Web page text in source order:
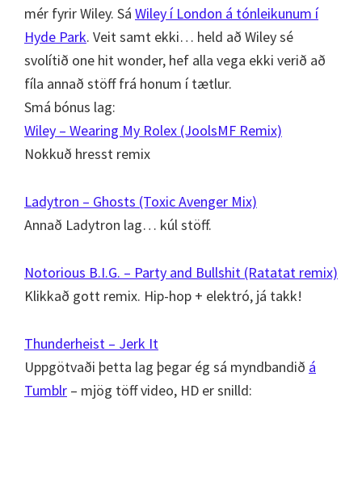
mér fyrir Wiley. Sá Wiley í London á tónleikunum í
Hyde Park. Veit samt ekki… held að Wiley sé
svolítið one hit wonder, hef alla vega ekki verið að
fíla annað stöff frá honum í tætlur.
Smá bónus lag:
Wiley – Wearing My Rolex (JoolsMF Remix)
Nokkuð hresst remix
Ladytron – Ghosts (Toxic Avenger Mix)
Annað Ladytron lag… kúl stöff.
Notorious B.I.G. – Party and Bullshit (Ratatat remix)
Klikkað gott remix. Hip-hop + elektró, já takk!
Thunderheist – Jerk It
Uppgötvaði þetta lag þegar ég sá myndbandið á
Tumblr – mjög töff video, HD er snilld: